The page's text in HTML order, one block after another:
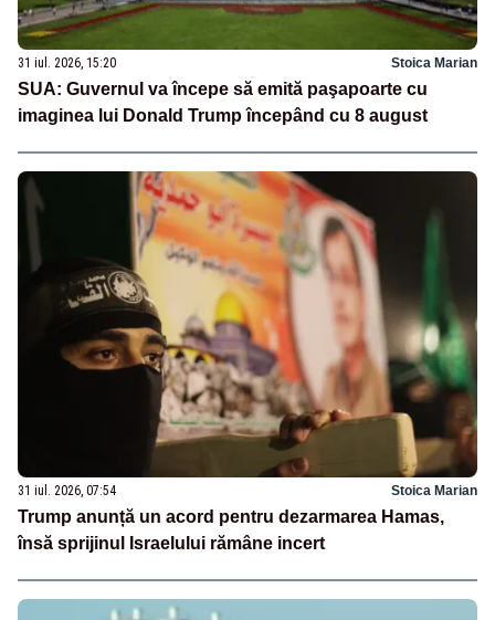
31 iul. 2026, 15:20 Stoica Marian
SUA: Guvernul va începe să emită paşapoarte cu
imaginea lui Donald Trump începând cu 8 august
31 iul. 2026, 07:54 Stoica Marian
Trump anunță un acord pentru dezarmarea Hamas,
însă sprijinul Israelului rămâne incert